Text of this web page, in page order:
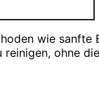
wie
ohne